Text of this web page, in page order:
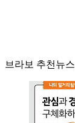
브라보 추천뉴스